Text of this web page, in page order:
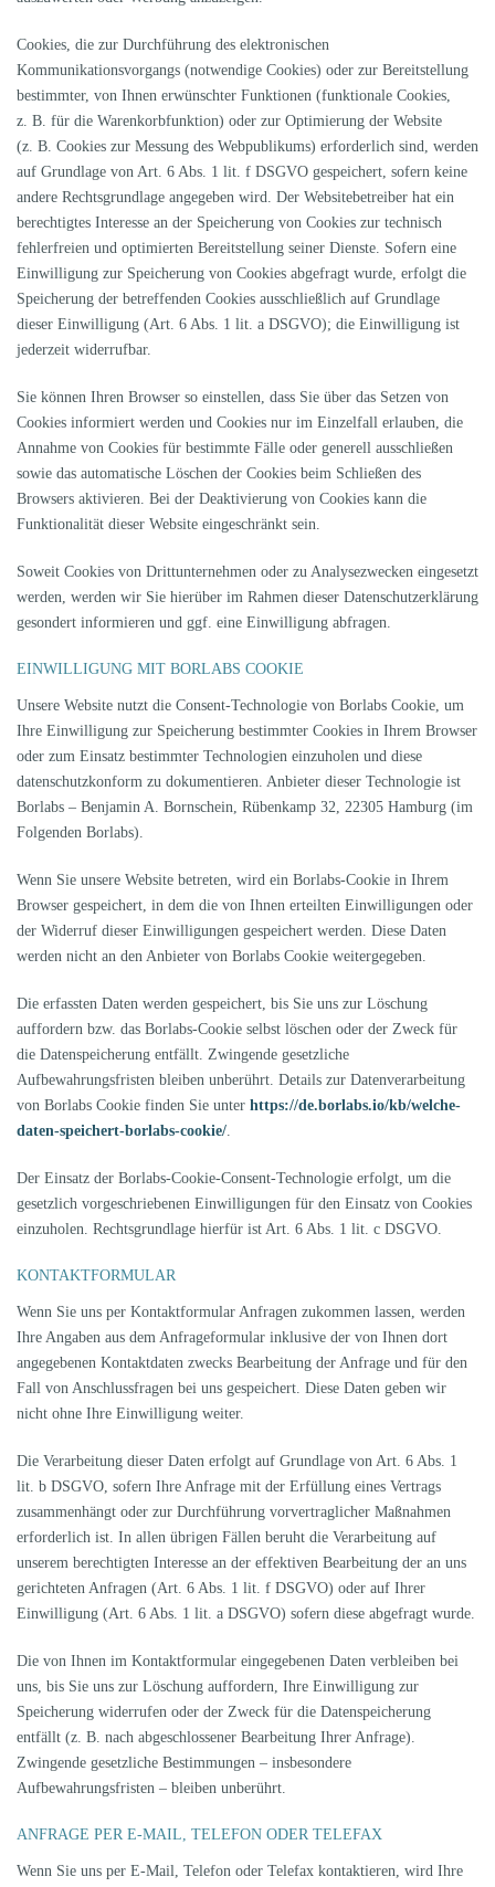
Cookies, die zur Durchführung des elektronischen
Kommunikationsvorgangs (notwendige Cookies) oder zur Bereitstellung
bestimmter, von Ihnen erwünschter Funktionen (funktionale Cookies,
z. B. für die Warenkorbfunktion) oder zur Optimierung der Website
(z. B. Cookies zur Messung des Webpublikums) erforderlich sind, werden
auf Grundlage von Art. 6 Abs. 1 lit. f DSGVO gespeichert, sofern keine
andere Rechtsgrundlage angegeben wird. Der Websitebetreiber hat ein
berechtigtes Interesse an der Speicherung von Cookies zur technisch
fehlerfreien und optimierten Bereitstellung seiner Dienste. Sofern eine
Einwilligung zur Speicherung von Cookies abgefragt wurde, erfolgt die
Speicherung der betreffenden Cookies ausschließlich auf Grundlage
dieser Einwilligung (Art. 6 Abs. 1 lit. a DSGVO); die Einwilligung ist
jederzeit widerrufbar.
Sie können Ihren Browser so einstellen, dass Sie über das Setzen von
Cookies informiert werden und Cookies nur im Einzelfall erlauben, die
Annahme von Cookies für bestimmte Fälle oder generell ausschließen
sowie das automatische Löschen der Cookies beim Schließen des
Browsers aktivieren. Bei der Deaktivierung von Cookies kann die
Funktionalität dieser Website eingeschränkt sein.
Soweit Cookies von Drittunternehmen oder zu Analysezwecken eingesetzt
werden, werden wir Sie hierüber im Rahmen dieser Datenschutzerklärung
gesondert informieren und ggf. eine Einwilligung abfragen.
EINWILLIGUNG MIT BORLABS COOKIE
Unsere Website nutzt die Consent-Technologie von Borlabs Cookie, um
Ihre Einwilligung zur Speicherung bestimmter Cookies in Ihrem Browser
oder zum Einsatz bestimmter Technologien einzuholen und diese
datenschutzkonform zu dokumentieren. Anbieter dieser Technologie ist
Borlabs – Benjamin A. Bornschein, Rübenkamp 32, 22305 Hamburg (im
Folgenden Borlabs).
Wenn Sie unsere Website betreten, wird ein Borlabs-Cookie in Ihrem
Browser gespeichert, in dem die von Ihnen erteilten Einwilligungen oder
der Widerruf dieser Einwilligungen gespeichert werden. Diese Daten
werden nicht an den Anbieter von Borlabs Cookie weitergegeben.
Die erfassten Daten werden gespeichert, bis Sie uns zur Löschung
auffordern bzw. das Borlabs-Cookie selbst löschen oder der Zweck für
die Datenspeicherung entfällt. Zwingende gesetzliche
Aufbewahrungsfristen bleiben unberührt. Details zur Datenverarbeitung
von Borlabs Cookie finden Sie unter https://de.borlabs.io/kb/welche-
daten-speichert-borlabs-cookie/.
Der Einsatz der Borlabs-Cookie-Consent-Technologie erfolgt, um die
gesetzlich vorgeschriebenen Einwilligungen für den Einsatz von Cookies
einzuholen. Rechtsgrundlage hierfür ist Art. 6 Abs. 1 lit. c DSGVO.
KONTAKTFORMULAR
Wenn Sie uns per Kontaktformular Anfragen zukommen lassen, werden
Ihre Angaben aus dem Anfrageformular inklusive der von Ihnen dort
angegebenen Kontaktdaten zwecks Bearbeitung der Anfrage und für den
Fall von Anschlussfragen bei uns gespeichert. Diese Daten geben wir
nicht ohne Ihre Einwilligung weiter.
Die Verarbeitung dieser Daten erfolgt auf Grundlage von Art. 6 Abs. 1
lit. b DSGVO, sofern Ihre Anfrage mit der Erfüllung eines Vertrags
zusammenhängt oder zur Durchführung vorvertraglicher Maßnahmen
erforderlich ist. In allen übrigen Fällen beruht die Verarbeitung auf
unserem berechtigten Interesse an der effektiven Bearbeitung der an uns
gerichteten Anfragen (Art. 6 Abs. 1 lit. f DSGVO) oder auf Ihrer
Einwilligung (Art. 6 Abs. 1 lit. a DSGVO) sofern diese abgefragt wurde.
Die von Ihnen im Kontaktformular eingegebenen Daten verbleiben bei
uns, bis Sie uns zur Löschung auffordern, Ihre Einwilligung zur
Speicherung widerrufen oder der Zweck für die Datenspeicherung
entfällt (z. B. nach abgeschlossener Bearbeitung Ihrer Anfrage).
Zwingende gesetzliche Bestimmungen – insbesondere
Aufbewahrungsfristen – bleiben unberührt.
ANFRAGE PER E-MAIL, TELEFON ODER TELEFAX
Wenn Sie uns per E-Mail, Telefon oder Telefax kontaktieren, wird Ihre